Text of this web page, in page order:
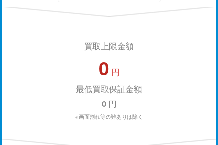
買取上限金額
0 円
最低買取保証金額
0円
※画面割れ等の難ありは除く